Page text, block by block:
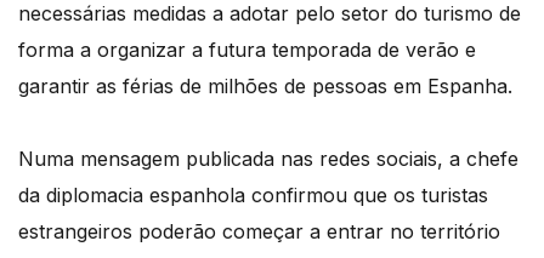
necessárias medidas a adotar pelo setor do turismo de
forma a organizar a futura temporada de verão e
garantir as férias de milhões de pessoas em Espanha.
Numa mensagem publicada nas redes sociais, a chefe
da diplomacia espanhola confirmou que os turistas
estrangeiros poderão começar a entrar no território